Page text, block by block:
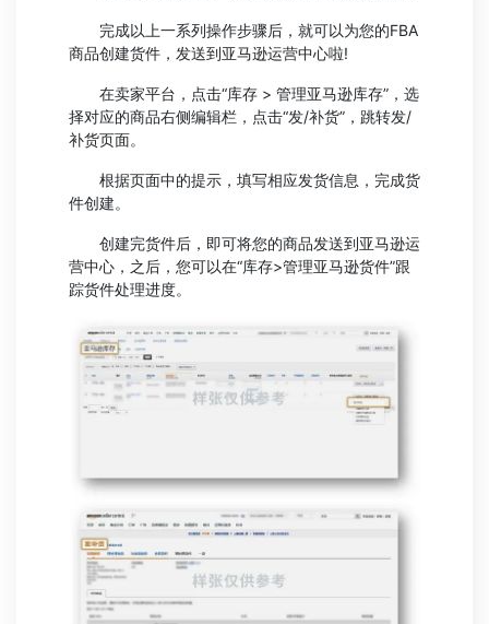
完成以上一系列操作步骤后，就可以为您的FBA
商品创建货件，发送到亚马逊运营中心啦!
在卖家平台，点击“库存 > 管理亚马逊库存”，选
择对应的商品右侧编辑栏，点击“发/补货”，跳转发/
补货页面。
根据页面中的提示，填写相应发货信息，完成货
件创建。
创建完货件后，即可将您的商品发送到亚马逊运
营中心，之后，您可以在“库存>管理亚马逊货件”跟
踪货件处理进度。